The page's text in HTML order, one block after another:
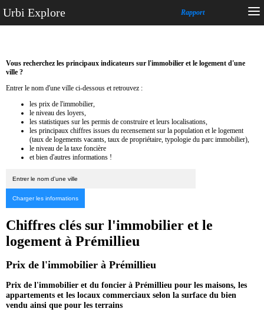
Urbi Explore Rapport
Vous recherchez les principaux indicateurs sur l'immobilier et le logement d'une
ville ?
Entrer le nom d'une ville ci-dessous et retrouvez :
les prix de l'immobilier,
le niveau des loyers,
les statistiques sur les permis de construire et leurs localisations,
les principaux chiffres issues du recensement sur la population et le logement
(taux de logements vacants, taux de propriétaire, typologie du parc immobilier),
le niveau de la taxe foncière
et bien d'autres informations !
Chiffres clés sur l'immobilier et le
logement à Prémillieu
Prix de l'immobilier à Prémillieu
Prix de l'immobilier et du foncier à Prémillieu pour les maisons, les
appartements et les locaux commerciaux selon la surface du bien
vendu ainsi que pour les terrains